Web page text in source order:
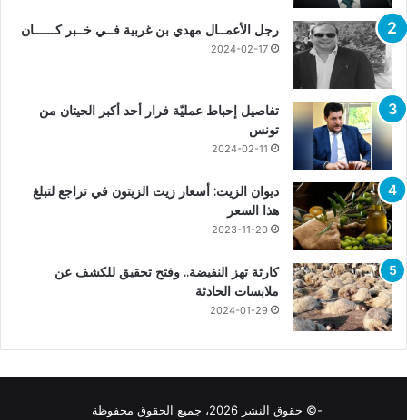
رجل الأعمــال مهدي بن غربية فــي خــبر كــــــان
2024-02-17
تفاصيل إحباط عمليّة فرار أحد أكبر الحيتان من
تونس
2024-02-11
ديوان الزيت: أسعار زيت الزيتون في تراجع لتبلغ
هذا السعر
2023-11-20
كارثة تهز النفيضة.. وفتح تحقيق للكشف عن
ملابسات الحادثة
2024-01-29
-© حقوق النشر 2026، جميع الحقوق محفوظة